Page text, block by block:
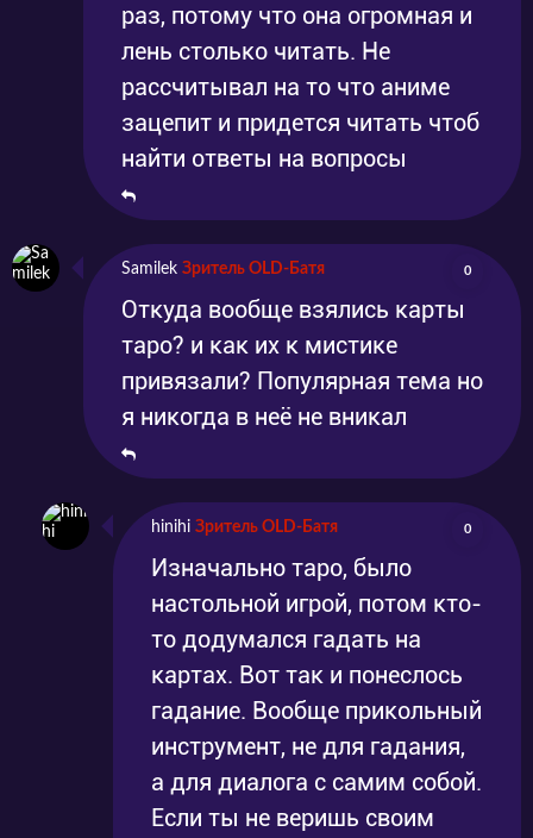
раз, потому что она огромная и
лень столько читать. Не
рассчитывал на то что аниме
зацепит и придется читать чтоб
найти ответы на вопросы
Samilek Зритель OLD-Батя 0
Откуда вообще взялись карты
таро? и как их к мистике
привязали? Популярная тема но
я никогда в неё не вникал
hinihi Зритель OLD-Батя 0
Изначально таро, было
настольной игрой, потом кто-
то додумался гадать на
картах. Вот так и понеслось
гадание. Вообще прикольный
инструмент, не для гадания,
а для диалога с самим собой.
Если ты не веришь своим